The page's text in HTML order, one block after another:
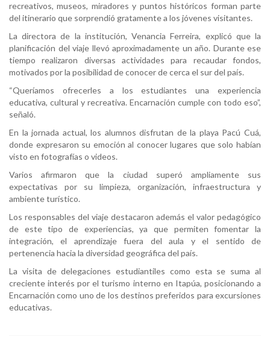
recreativos, museos, miradores y puntos históricos forman parte
del itinerario que sorprendió gratamente a los jóvenes visitantes.
La directora de la institución, Venancia Ferreira, explicó que la
planificación del viaje llevó aproximadamente un año. Durante ese
tiempo realizaron diversas actividades para recaudar fondos,
motivados por la posibilidad de conocer de cerca el sur del país.
“Queríamos ofrecerles a los estudiantes una experiencia
educativa, cultural y recreativa. Encarnación cumple con todo eso”,
señaló.
En la jornada actual, los alumnos disfrutan de la playa Pacú Cuá,
donde expresaron su emoción al conocer lugares que solo habían
visto en fotografías o videos.
Varios afirmaron que la ciudad superó ampliamente sus
expectativas por su limpieza, organización, infraestructura y
ambiente turístico.
Los responsables del viaje destacaron además el valor pedagógico
de este tipo de experiencias, ya que permiten fomentar la
integración, el aprendizaje fuera del aula y el sentido de
pertenencia hacia la diversidad geográfica del país.
La visita de delegaciones estudiantiles como esta se suma al
creciente interés por el turismo interno en Itapúa, posicionando a
Encarnación como uno de los destinos preferidos para excursiones
educativas.